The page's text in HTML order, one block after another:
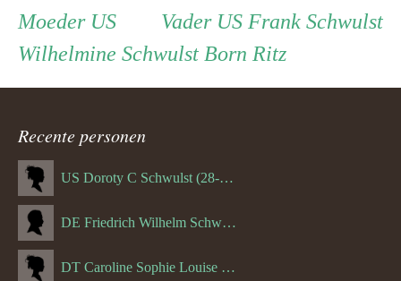
Persoon
ouder
navigatie
Vader Vader
US Frank Schwulst
Moeder Moeder
US
Wilhelmine Schwulst Born Ritz
Recente personen
US Doroty C Schwulst (28-12-1919)
DE Friedrich Wilhelm Schwulst
DT Caroline Sophie Louise Schreuder born Schwulst (13-05-1866)